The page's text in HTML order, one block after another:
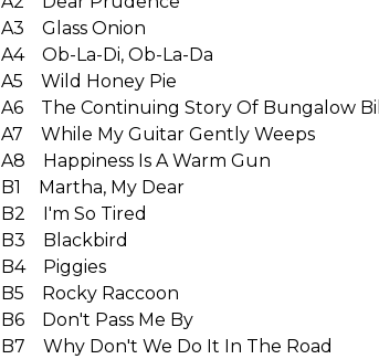
A3 Glass Onion
A4 Ob-La-Di, Ob-La-Da
A5 Wild Honey Pie
A6 The Continuing Story Of Bungalow Bill
A7 While My Guitar Gently Weeps
A8 Happiness Is A Warm Gun
B1 Martha, My Dear
B2 I'm So Tired
B3 Blackbird
B4 Piggies
B5 Rocky Raccoon
B6 Don't Pass Me By
B7 Why Don't We Do It In The Road